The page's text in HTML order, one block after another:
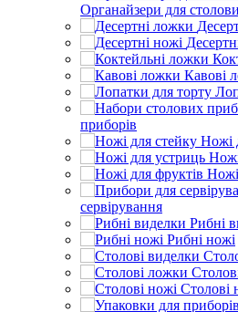
Органайзери для
Кавові
приборів
Ножі
сервірування
Рибні
Рибні ножі
Столові